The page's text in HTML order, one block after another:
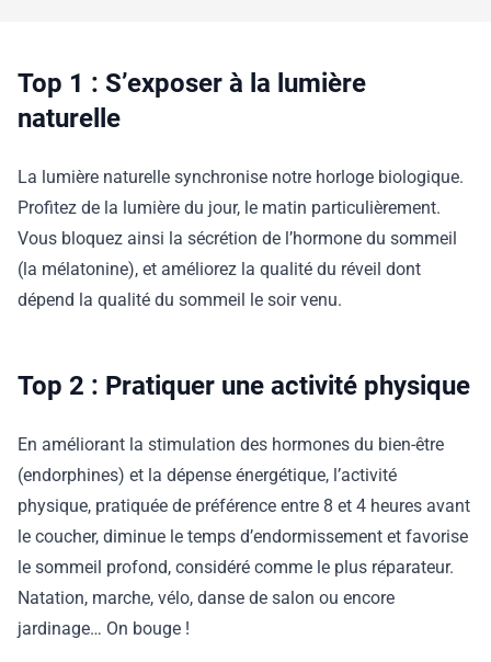
Top 1 : S’exposer à la lumière
naturelle
La lumière naturelle synchronise notre horloge biologique.
Profitez de la lumière du jour, le matin particulièrement.
Vous bloquez ainsi la sécrétion de l’hormone du sommeil
(la mélatonine), et améliorez la qualité du réveil dont
dépend la qualité du sommeil le soir venu.
Top 2 : Pratiquer une activité physique
En améliorant la stimulation des hormones du bien-être
(endorphines) et la dépense énergétique, l’activité
physique, pratiquée de préférence entre 8 et 4 heures avant
le coucher, diminue le temps d’endormissement et favorise
le sommeil profond, considéré comme le plus réparateur.
Natation, marche, vélo, danse de salon ou encore
jardinage… On bouge !